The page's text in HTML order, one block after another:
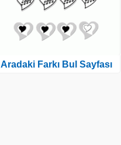
Aradaki Farkı Bul Sayfası